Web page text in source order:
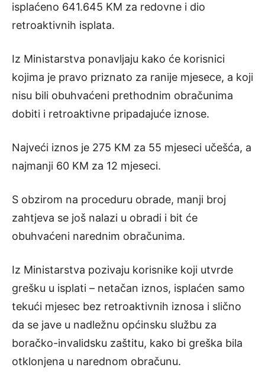
isplaćeno 641.645 KM za redovne i dio
retroaktivnih isplata.
Iz Ministarstva ponavljaju kako će korisnici
kojima je pravo priznato za ranije mjesece, a koji
nisu bili obuhvaćeni prethodnim obračunima
dobiti i retroaktivne pripadajuće iznose.
Najveći iznos je 275 KM za 55 mjeseci učešća, a
najmanji 60 KM za 12 mjeseci.
S obzirom na proceduru obrade, manji broj
zahtjeva se još nalazi u obradi i bit će
obuhvaćeni narednim obračunima.
Iz Ministarstva pozivaju korisnike koji utvrde
grešku u isplati – netačan iznos, isplaćen samo
tekući mjesec bez retroaktivnih iznosa i slično
da se jave u nadležnu općinsku službu za
boračko-invalidsku zaštitu, kako bi greška bila
otklonjena u narednom obračunu.